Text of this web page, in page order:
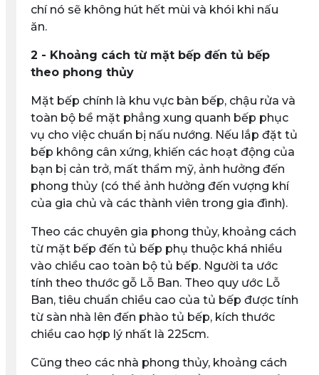
chí nó sẽ không hút hết mùi và khói khi nấu
ăn.
2 - Khoảng cách từ mặt bếp đến tủ bếp
theo phong thủy
Mặt bếp chính là khu vực bàn bếp, chậu rửa và
toàn bộ bề mặt phẳng xung quanh bếp phục
vụ cho việc chuẩn bị nấu nướng. Nếu lắp đặt tủ
bếp không cân xứng, khiến các hoạt động của
bạn bị cản trở, mất thẩm mỹ, ảnh hưởng đến
phong thủy (có thể ảnh hưởng đến vượng khí
của gia chủ và các thành viên trong gia đình).
Theo các chuyên gia phong thủy, khoảng cách
từ mặt bếp đến tủ bếp phụ thuộc khá nhiều
vào chiều cao toàn bộ tủ bếp. Người ta ước
tính theo thước gỗ Lỗ Ban. Theo quy ước Lỗ
Ban, tiêu chuẩn chiều cao của tủ bếp được tính
từ sàn nhà lên đến phào tủ bếp, kích thước
chiều cao hợp lý nhất là 225cm.
Cũng theo các nhà phong thủy, khoảng cách